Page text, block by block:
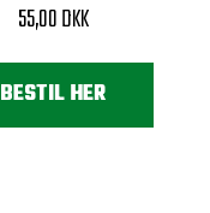
55,00DKK
BESTIL HER